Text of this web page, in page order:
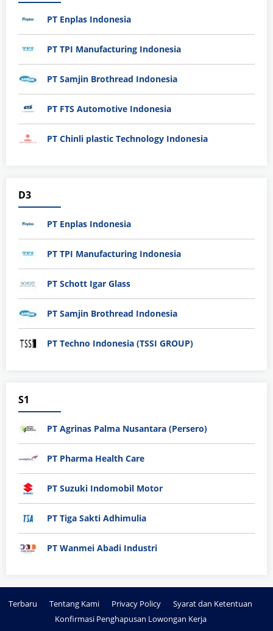
PT Enplas Indonesia
PT TPI Manufacturing Indonesia
PT Samjin Brothread Indonesia
PT FTS Automotive Indonesia
PT Chinli plastic Technology Indonesia
D3
PT Enplas Indonesia
PT TPI Manufacturing Indonesia
PT Schott Igar Glass
PT Samjin Brothread Indonesia
PT Techno Indonesia (TSSI GROUP)
S1
PT Agrinas Palma Nusantara (Persero)
PT Pharma Health Care
PT Suzuki Indomobil Motor
PT Tiga Sakti Adhimulia
PT Wanmei Abadi Industri
Terbaru Tentang Kami Privacy Policy
Syarat dan Ketentuan
Konfirmasi Penghapusan Lowongan Kerja